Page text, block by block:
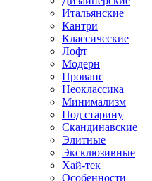
Итальянские
Кантри
Классические
Лофт
Модерн
Прованс
Неоклассика
Минимализм
Под старину
Скандинавские
Элитные
Эксклюзивные
Хай-тек
Особенности